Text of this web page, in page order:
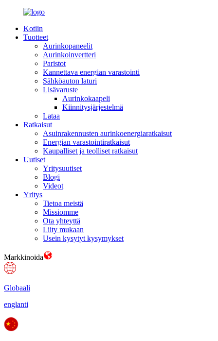
Kotiin
Tuotteet
Aurinkopaneelit
Aurinkoinvertteri
Paristot
Kannettava energian varastointi
Sähköauton laturi
Lisävaruste
Aurinkokaapeli
Kiinnitysjärjestelmä
Lataa
Ratkaisut
Asuinrakennusten aurinkoenergiaratkaisut
Energian varastointiratkaisut
Kaupalliset ja teolliset ratkaisut
Uutiset
Yritysuutiset
Blogi
Videot
Yritys
Tietoa meistä
Missiomme
Ota yhteyttä
Liity mukaan
Usein kysytyt kysymykset
Markkinoida
Globaali
englanti